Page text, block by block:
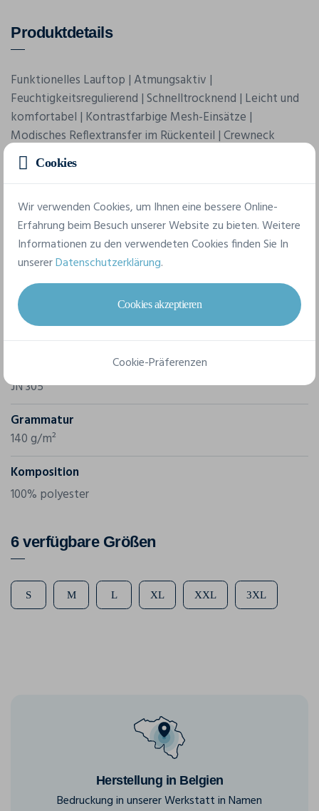
Produktdetails
Funktionelles Lauftop | Atmungsaktiv |
Feuchtigkeitsregulierend | Schnelltrocknend | Leicht und
komfortabel | Kontrastfarbige Mesh-Einsätze |
Modisches Reflextransfer im Rückenteil | Crewneck
Merkmale
Marke
JN 305
Grammatur
140 g/m²
Komposition
100% polyester
6 verfügbare Größen
S M L XL XXL 3XL
Herstellung in Belgien
Bedruckung in unserer Werkstatt in Namen
Cookies
Wir verwenden Cookies, um Ihnen eine bessere Online-
Erfahrung beim Besuch unserer Website zu bieten. Weitere
Informationen zu den verwendeten Cookies finden Sie In
unsererDatenschutzerklärung.
Cookies akzeptieren
Cookie-Präferenzen